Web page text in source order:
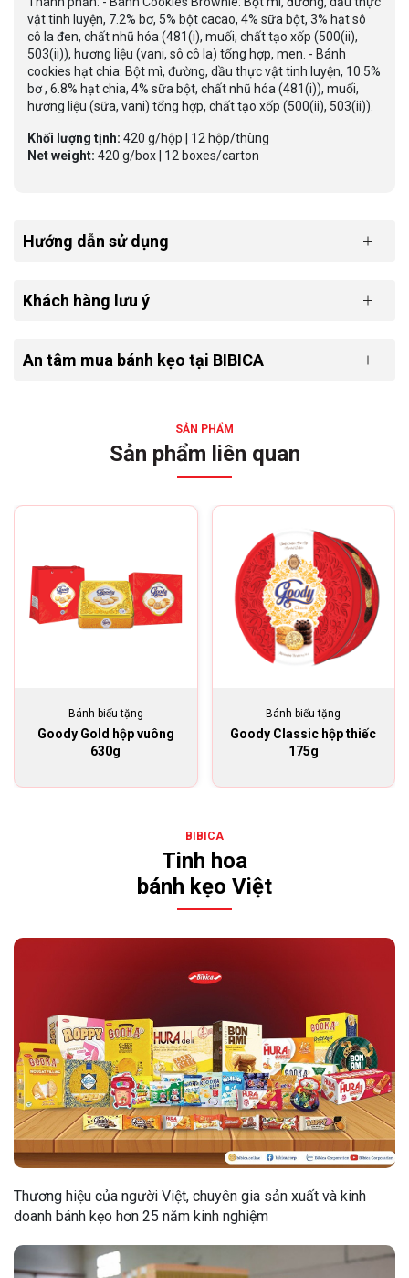
vật tinh luyện, 7.2% bơ, 5% bột cacao, 4% sữa bột, 3% hạt sô
cô la đen, chất nhũ hóa (481(i), muối, chất tạo xốp (500(ii),
503(ii)), hương liệu (vani, sô cô la) tổng hợp, men. - Bánh
cookies hạt chia: Bột mì, đường, dầu thực vật tinh luyện, 10.5%
bơ , 6.8% hạt chia, 4% sữa bột, chất nhũ hóa (481(i)), muối,
hương liệu (sữa, vani) tổng hợp, chất tạo xốp (500(ii), 503(ii)).
Khối lượng tịnh: 420 g/hộp | 12 hộp/thùng
Net weight: 420 g/box | 12 boxes/carton
Hướng dẫn sử dụng
Khách hàng lưu ý
An tâm mua bánh kẹo tại BIBICA
SẢN PHẨM
Sản phẩm liên quan
Bánh biếu tặng
Goody Gold hộp vuông
630g
Bánh biếu tặng
Goody Classic hộp thiếc
175g
BIBICA
Tinh hoa
bánh kẹo Việt
Thương hiệu của người Việt, chuyên gia sản xuất và kinh
doanh bánh kẹo hơn 25 năm kinh nghiệm